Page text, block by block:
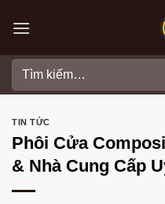
kiếm:
TIN TỨC
Phôi Cửa
& Nhà Cung Cấp